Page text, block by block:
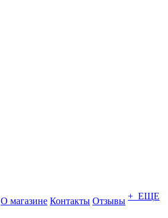
О магазине Контакты Отзывы + ЕЩЕ